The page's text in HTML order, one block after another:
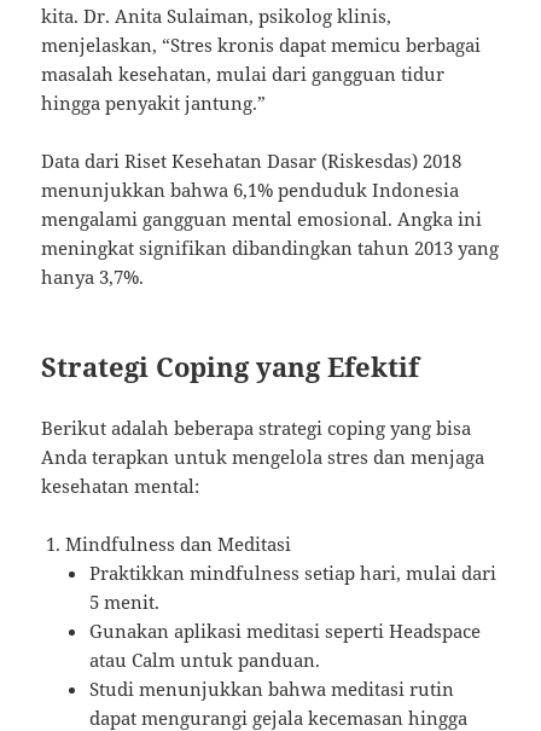
kita. Dr. Anita Sulaiman, psikolog klinis,
menjelaskan, “Stres kronis dapat memicu berbagai
masalah kesehatan, mulai dari gangguan tidur
hingga penyakit jantung.”
Data dari Riset Kesehatan Dasar (Riskesdas) 2018
menunjukkan bahwa 6,1% penduduk Indonesia
mengalami gangguan mental emosional. Angka ini
meningkat signifikan dibandingkan tahun 2013 yang
hanya 3,7%.
Strategi Coping yang Efektif
Berikut adalah beberapa strategi coping yang bisa
Anda terapkan untuk mengelola stres dan menjaga
kesehatan mental:
Mindfulness dan Meditasi
Praktikkan mindfulness setiap hari, mulai dari
5 menit.
Gunakan aplikasi meditasi seperti Headspace
atau Calm untuk panduan.
Studi menunjukkan bahwa meditasi rutin
dapat mengurangi gejala kecemasan hingga